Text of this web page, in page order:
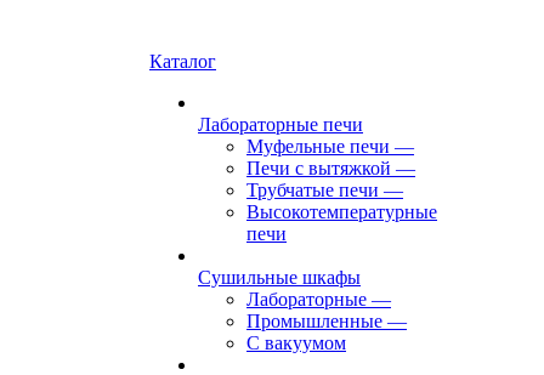
Каталог
Лабораторные печи
Муфельные печи —
Печи с вытяжкой —
Трубчатые печи —
Высокотемпературные
печи
Сушильные шкафы
Лабораторные —
Промышленные —
С вакуумом